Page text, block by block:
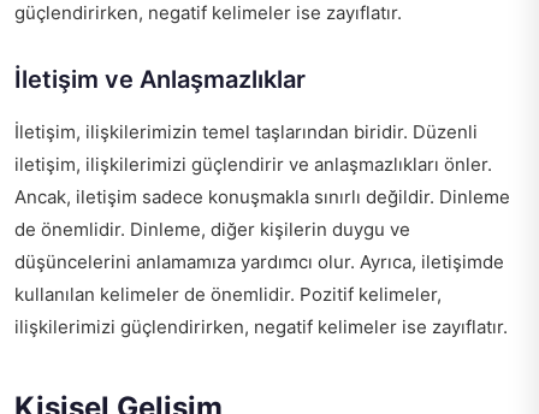
güçlendirirken, negatif kelimeler ise zayıflatır.
İletişim ve Anlaşmazlıklar
İletişim, ilişkilerimizin temel taşlarından biridir. Düzenli
iletişim, ilişkilerimizi güçlendirir ve anlaşmazlıkları önler.
Ancak, iletişim sadece konuşmakla sınırlı değildir. Dinleme
de önemlidir. Dinleme, diğer kişilerin duygu ve
düşüncelerini anlamamıza yardımcı olur. Ayrıca, iletişimde
kullanılan kelimeler de önemlidir. Pozitif kelimeler,
ilişkilerimizi güçlendirirken, negatif kelimeler ise zayıflatır.